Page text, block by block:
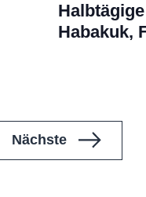
Habakuk,
Nächste